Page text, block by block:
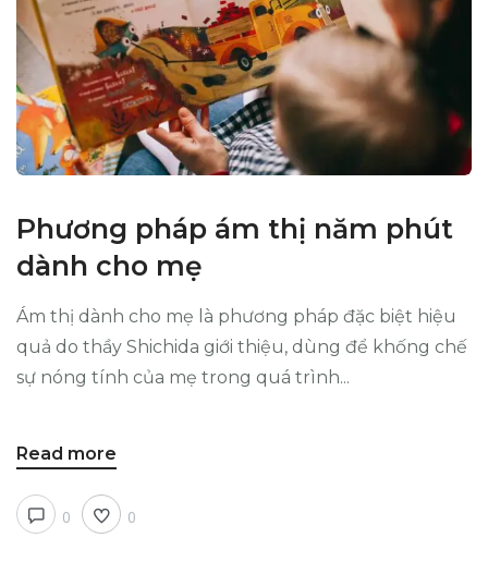
Phương pháp ám thị năm phút
dành cho mẹ
Ám thị dành cho mẹ là phương pháp đặc biệt hiệu
quả do thầy Shichida giới thiệu, dùng để khống chế
sự nóng tính của mẹ trong quá trình...
Read more
0 0